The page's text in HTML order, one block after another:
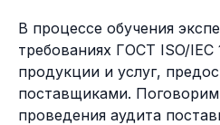
В процессе обучения
требованиях ГОСТ ISO/IEC
продукции и услуг,
поставщиками.
проведения аудита